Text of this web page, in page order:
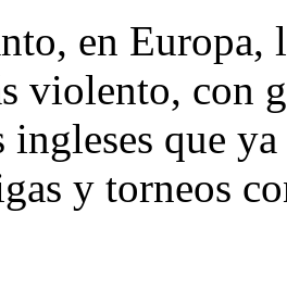
en
violento, con
ingleses que
y torneos